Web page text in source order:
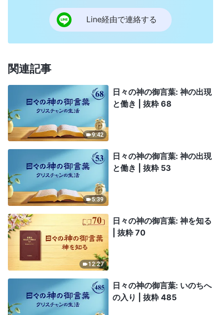
Line経由で連絡する
関連記事
9:42
日々の神の御言葉: 神の出現
と働き | 抜粋 68
5:39
日々の神の御言葉: 神の出現
と働き | 抜粋 53
12:27
日々の神の御言葉: 神を知る
| 抜粋 70
日々の神の御言葉: いのちへ
の入り | 抜粋 485